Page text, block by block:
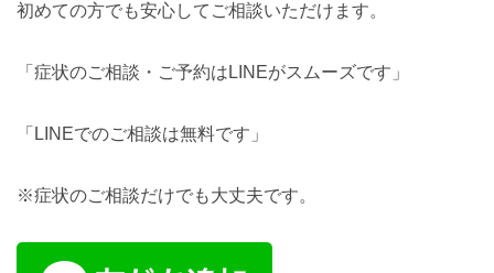
初めての方でも安心してご相談いただけます。
「症状のご相談・ご予約はLINEがスムーズです」
「LINEでのご相談は無料です」
※症状のご相談だけでも大丈夫です。